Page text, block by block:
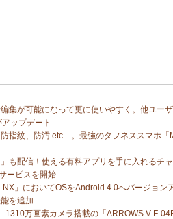
集が可能になって更に使いやすく。他ユー
ップデート
指紋、防汚 etc…。最強のタフネススマホ
も配信！使える有料アプリを手に入れるチ
ービスを開始
」においてOSをAndroid 4.0へバージョン
を追加
万画素カメラ搭載の「ARROWS V F-